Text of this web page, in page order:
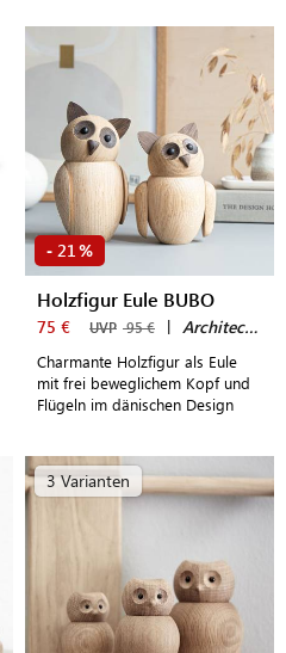
- 21 %
Holzfigur Eule BUBO
75 € UVP 95 € | Architectmade
Charmante Holzfigur als Eule
mit frei beweglichem Kopf und
Flügeln im dänischen Design
3 Varianten